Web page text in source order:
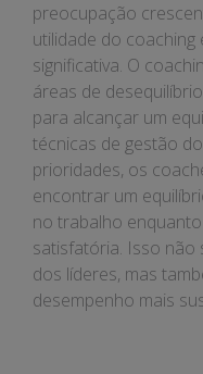
preocupação
utilidade do
significativa. O
áreas de
para alcançar um
técnicas de gestão
prioridades, os
encontrar um
no trabalho
satisfatória. Isso não
dos líderes, mas
desempenho mais